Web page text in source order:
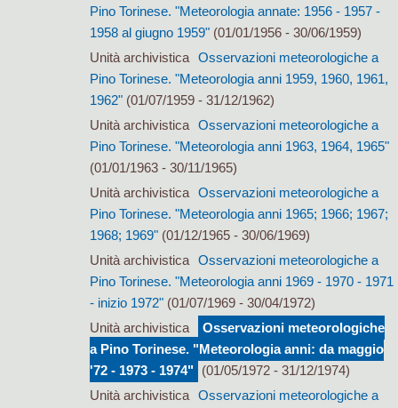
Pino Torinese. "Meteorologia annate: 1956 - 1957 -
1958 al giugno 1959"(01/01/1956 - 30/06/1959)
Unità archivistica Osservazioni meteorologiche a
Pino Torinese. "Meteorologia anni 1959, 1960, 1961,
1962"(01/07/1959 - 31/12/1962)
Unità archivistica Osservazioni meteorologiche a
Pino Torinese. "Meteorologia anni 1963, 1964, 1965"
(01/01/1963 - 30/11/1965)
Unità archivistica Osservazioni meteorologiche a
Pino Torinese. "Meteorologia anni 1965; 1966; 1967;
1968; 1969"(01/12/1965 - 30/06/1969)
Unità archivistica Osservazioni meteorologiche a
Pino Torinese. "Meteorologia anni 1969 - 1970 - 1971
- inizio 1972"(01/07/1969 - 30/04/1972)
Unità archivistica
Osservazioni meteorologiche
a Pino Torinese. "Meteorologia anni: da maggio
'72 - 1973 - 1974"
(01/05/1972 - 31/12/1974)
Unità archivistica Osservazioni meteorologiche a